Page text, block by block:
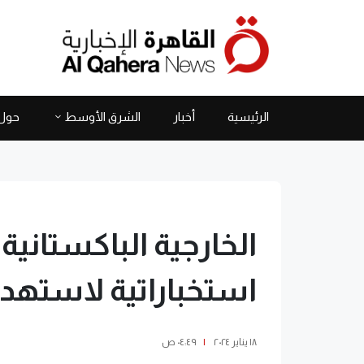
الرئيسية أخبار الشرق الأوسط
الخارجية
استخباراتية
١٨ يناير ٢٠٢٤ | ٠٤:٤٩ ص